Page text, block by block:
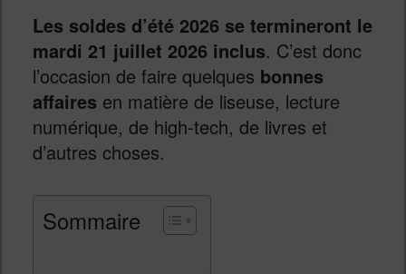
Les soldes d’été 2026 se termineront le
mardi 21 juillet 2026 inclus. C’est donc
l’occasion de faire quelques bonnes
affairesen matière de liseuse, lecture
numérique, de high-tech, de livres et
d’autres choses.
Sommaire